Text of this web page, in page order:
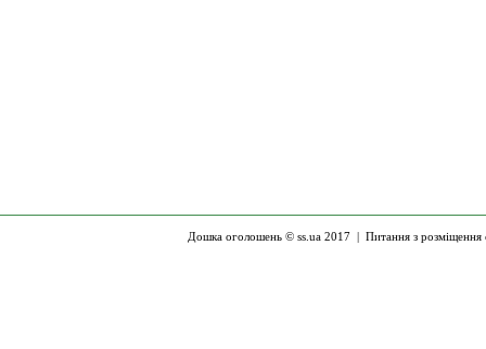
Дошка оголошень © ss.ua 2017 | Питання з